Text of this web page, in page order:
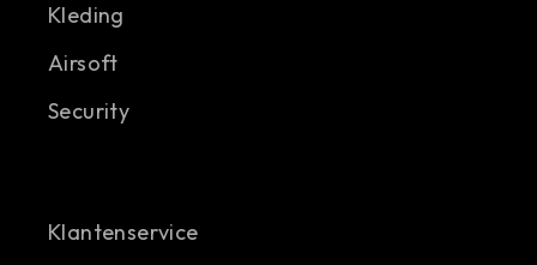
Kleding
Airsoft
Security
Klantenservice